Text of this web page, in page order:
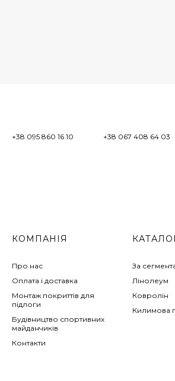
+38 095 860 16 10 +38 067 408 64 03
КОМПАНІЯ
Про нас
Оплата і доставка
Монтаж покриттів для
підлоги
Будівництво спортивних
майданчиків
Контакти
За
Лінолеум
Ковролін
Килимова